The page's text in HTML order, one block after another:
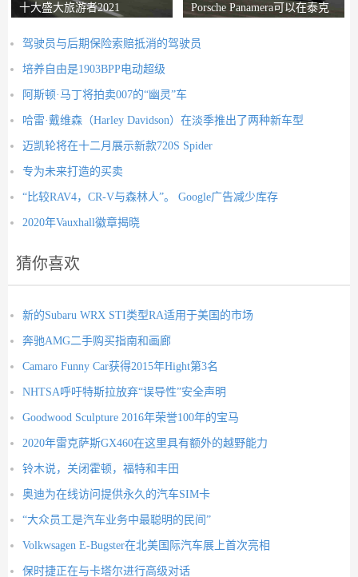
十大盛大旅游者2021
Porsche Panamera可以在泰克
驾驶员与后期保险索赔抵消的驾驶员
培养自由是1903BPP电动超级
阿斯顿·马丁将拍卖007的“幽灵”车
哈雷·戴维森（Harley Davidson）在淡季推出了两种新车型
迈凯轮将在十二月展示新款720S Spider
专为未来打造的买卖
“比较RAV4，CR-V与森林人”。 Google广告减少库存
2020年Vauxhall徽章揭晓
猜你喜欢
新的Subaru WRX STI类型RA适用于美国的市场
奔驰AMG二手购买指南和画廊
Camaro Funny Car获得2015年Hight第3名
NHTSA呼吁特斯拉放弃“误导性”安全声明
Goodwood Sculpture 2016年荣誉100年的宝马
2020年雷克萨斯GX460在这里具有额外的越野能力
铃木说，关闭霍顿，福特和丰田
奥迪为在线访问提供永久的汽车SIM卡
“大众员工是汽车业务中最聪明的民间”
Volkwsagen E-Bugster在北美国际汽车展上首次亮相
保时捷正在与卡塔尔进行高级对话